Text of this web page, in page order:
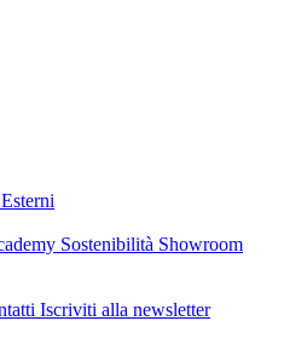
Esterni
Sostenibilità Showroom
Iscriviti alla newsletter